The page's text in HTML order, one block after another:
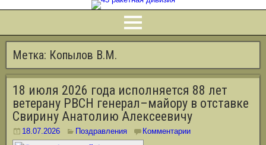
Метка: Копылов В.М.
18 июля 2026 года исполняется 88 лет
ветерану РВСН генерал–майору в отставке
Свирину Анатолию Алексеевичу
18.07.2026 Поздравления Комментарии